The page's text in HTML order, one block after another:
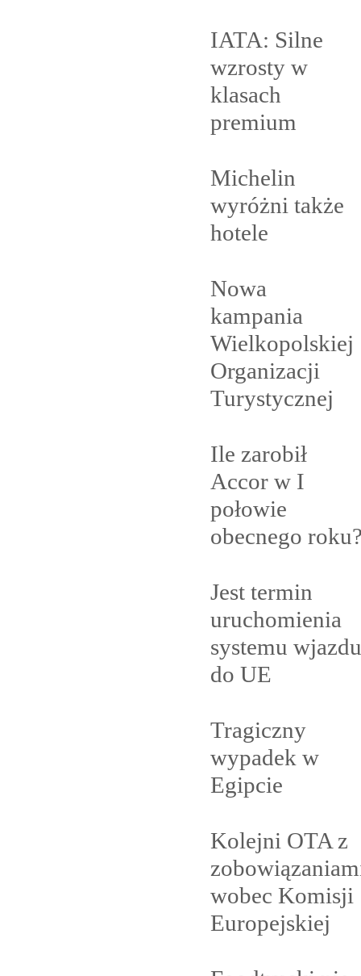
IATA: Silne
wzrosty w
klasach
premium
Michelin
wyróżni także
hotele
Nowa
kampania
Wielkopolskiej
Organizacji
Turystycznej
Ile zarobił
Accor w I
połowie
obecnego
Jest termin
uruchomienia
systemu wjazdu
do UE
Tragiczny
wypadek w
Egipcie
Kolejni OTA z
wobec Komisji
Europejskiej